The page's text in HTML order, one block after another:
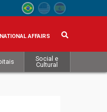
AFFAIRS
Social e
Cultural